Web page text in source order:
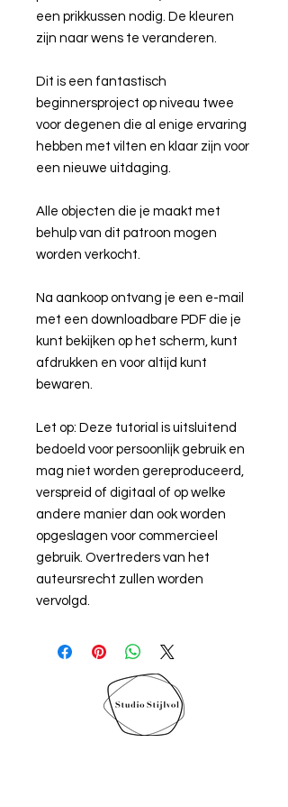
een prikkussen nodig. De kleuren
zijn naar wens te veranderen.
Dit is een fantastisch
beginnersproject op niveau twee
voor degenen die al enige ervaring
hebben met vilten en klaar zijn voor
een nieuwe uitdaging.
Alle objecten die je maakt met
behulp van dit patroon mogen
worden verkocht.
Na aankoop ontvang je een e-mail
met een downloadbare PDF die je
kunt bekijken op het scherm, kunt
afdrukken en voor altijd kunt
bewaren.
Let op: Deze tutorial is uitsluitend
bedoeld voor persoonlijk gebruik en
mag niet worden gereproduceerd,
verspreid of digitaal of op welke
andere manier dan ook worden
opgeslagen voor commercieel
gebruik. Overtreders van het
auteursrecht zullen worden
vervolgd.